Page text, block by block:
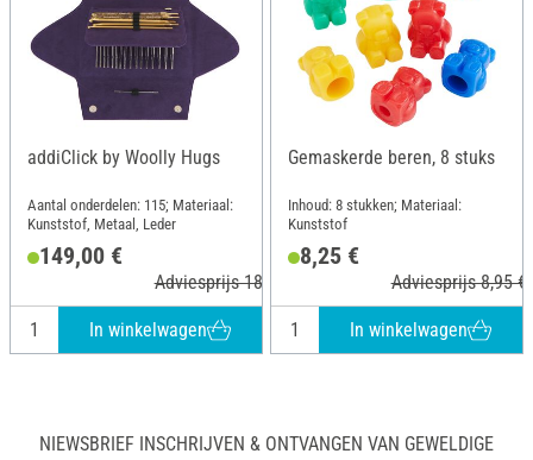
addiClick by Woolly Hugs
Aantal onderdelen: 115; Materiaal:
Kunststof, Metaal, Leder
149,00 €
Adviesprijs 189,95 €
In winkelwagen
Gemaskerde beren, 8 stuks
Inhoud: 8 stukken; Materiaal:
Kunststof
8,25 €
Adviesprijs 8,95 €
In winkelwagen
NIEWSBRIEF INSCHRIJVEN & ONTVANGEN VAN GEWELDIGE